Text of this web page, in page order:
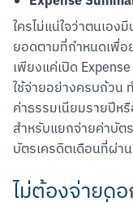
ใครไม่แน่ใจว่าตนเอง
ยอดตามที่กำหนดเพื่อ
เพียงแค่เปิด
ใช้จ่ายอย่างครบถ้วน
ค่าธรรมเนียมรายปีห
สำหรับแยกจ่ายค่าบัตร
บัตรเครดิตเดือนที่ผ่า
ไม่ต้องจ่ายด